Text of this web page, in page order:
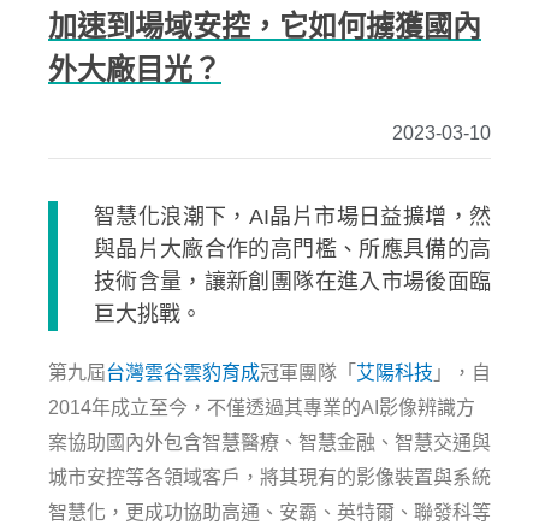
加速到場域安控，它如何擄獲國內
外大廠目光？
2023-03-10
智慧化浪潮下，AI晶片市場日益擴增，然
與晶片大廠合作的高門檻、所應具備的高
技術含量，讓新創團隊在進入市場後面臨
巨大挑戰。
第九屆台灣雲谷雲豹育成冠軍團隊「 艾陽科技 」，自
2014年成立至今，不僅透過其專業的AI影像辨識方
案協助國內外包含智慧醫療、智慧金融、智慧交通與
城市安控等各領域客戶，將其現有的影像裝置與系統
智慧化，更成功協助高通、安霸、英特爾、聯發科等